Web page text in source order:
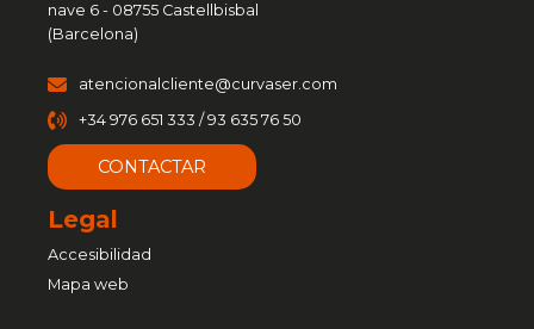
nave 6 - 08755 Castellbisbal
(Barcelona)
atencionalcliente@curvaser.com
+34 976 651 333 / 93 635 76 50
CONTACTAR
Legal
Accesibilidad
Mapa web